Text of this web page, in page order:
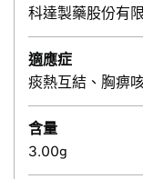
科達製藥股份有
適應症
痰熱互結、胸痹
含量
3.00g